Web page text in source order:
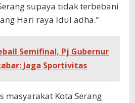
supaya tidak terbebani
Hari raya Idul adha.”
Semifinal, Pj Gubernur
Jaga Sportivitas
masyarakat Kota Serang